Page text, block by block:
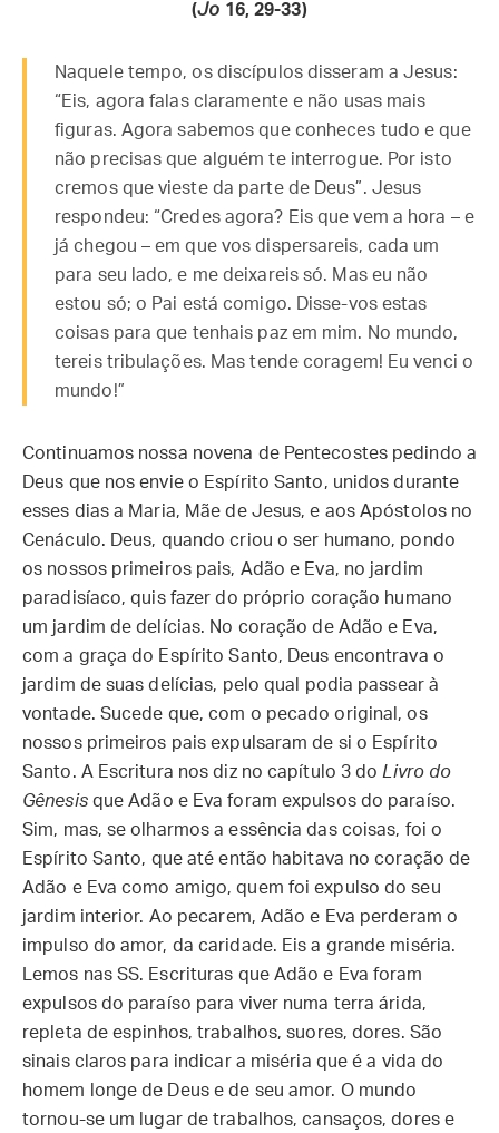
(Jo 16, 29-33)
Naquele tempo, os discípulos disseram a Jesus:
“Eis, agora falas claramente e não usas mais
figuras. Agora sabemos que conheces tudo e que
não precisas que alguém te interrogue. Por isto
cremos que vieste da parte de Deus”. Jesus
respondeu: “Credes agora? Eis que vem a hora – e
já chegou – em que vos dispersareis, cada um
para seu lado, e me deixareis só. Mas eu não
estou só; o Pai está comigo. Disse-vos estas
coisas para que tenhais paz em mim. No mundo,
tereis tribulações. Mas tende coragem! Eu venci o
mundo!”
Continuamos nossa novena de Pentecostes pedindo a
Deus que nos envie o Espírito Santo, unidos durante
esses dias a Maria, Mãe de Jesus, e aos Apóstolos no
Cenáculo. Deus, quando criou o ser humano, pondo
os nossos primeiros pais, Adão e Eva, no jardim
paradisíaco, quis fazer do próprio coração humano
um jardim de delícias. No coração de Adão e Eva,
com a graça do Espírito Santo, Deus encontrava o
jardim de suas delícias, pelo qual podia passear à
vontade. Sucede que, com o pecado original, os
nossos primeiros pais expulsaram de si o Espírito
Santo. A Escritura nos diz no capítulo 3 do Livro do
Gênesisque Adão e Eva foram expulsos do paraíso.
Sim, mas, se olharmos a essência das coisas, foi o
Espírito Santo, que até então habitava no coração de
Adão e Eva como amigo, quem foi expulso do seu
jardim interior. Ao pecarem, Adão e Eva perderam o
impulso do amor, da caridade. Eis a grande miséria.
Lemos nas SS. Escrituras que Adão e Eva foram
expulsos do paraíso para viver numa terra árida,
repleta de espinhos, trabalhos, suores, dores. São
sinais claros para indicar a miséria que é a vida do
homem longe de Deus e de seu amor. O mundo
tornou-se um lugar de trabalhos, cansaços, dores e